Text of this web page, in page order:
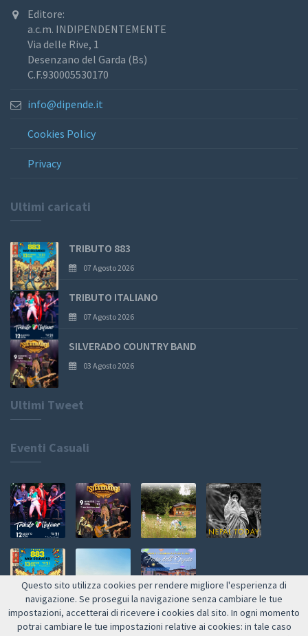
Editore:
a.c.m. INDIPENDENTEMENTE
Via delle Rive, 1
Desenzano del Garda (Bs)
C.F.930005530170
info@dipende.it
Cookies Policy
Privacy
Ultimi caricati
TRIBUTO 883
07 Agosto 2026
TRIBUTO ITALIANO
07 Agosto 2026
SILVERADO COUNTRY BAND
03 Agosto 2026
Ultimi Tweet
Eventi Casuali
Web by NETMOOLE
Questo sito utilizza cookies per rendere migliore l'esperienza di
navigazione. Se prosegui la navigazione senza cambiare le tue
impostazioni, accetterai di ricevere i cookies dal sito. In ogni momento
potrai cambiare le tue impostazioni relative ai cookies: in tale caso